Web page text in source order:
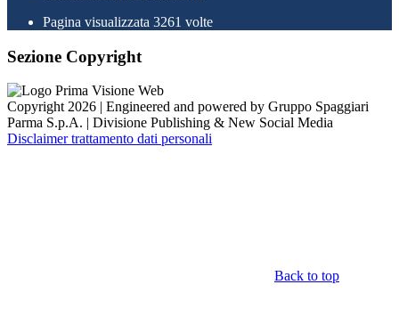
Pagina visualizzata 3261 volte
Sezione Copyright
Copyright 2026 | Engineered and powered by Gruppo Spaggiari
Parma S.p.A. | Divisione Publishing & New Social Media
Disclaimer trattamento dati personali
Back to top